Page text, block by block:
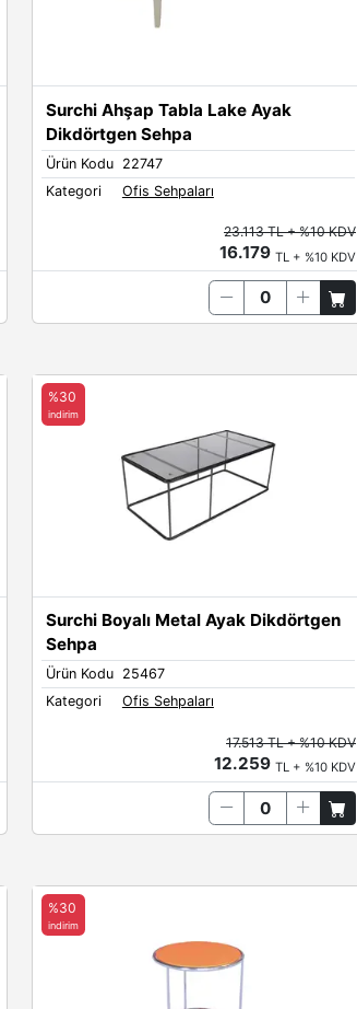
Surchi Ahşap Tabla Lake Ayak
Dikdörtgen Sehpa
Ürün Kodu
22747
Kategori
Ofis Sehpaları
23.113 TL + %10 KDV
16.179TL + %10 KDV
Surchi Boyalı Metal Ayak Dikdörtgen
Sehpa
Ürün Kodu
25467
Kategori
Ofis Sehpaları
%30
indirim
17.513 TL + %10 KDV
12.259TL + %10 KDV
%30
indirim